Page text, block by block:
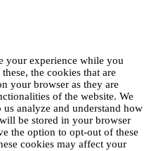
your experience while you
the cookies that are
your browser as they are
of the website. We
analyze and understand how
be stored in your browser
the option to opt-out of these
cookies may affect your